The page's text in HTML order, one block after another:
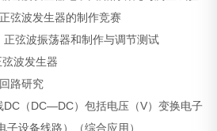
弦波发生器的制作竞赛
弦波振荡器和制作与调节测试
波发生器
路研究
（DC—DC）包括电压（V）变换电子
设备线路）（综合应用）